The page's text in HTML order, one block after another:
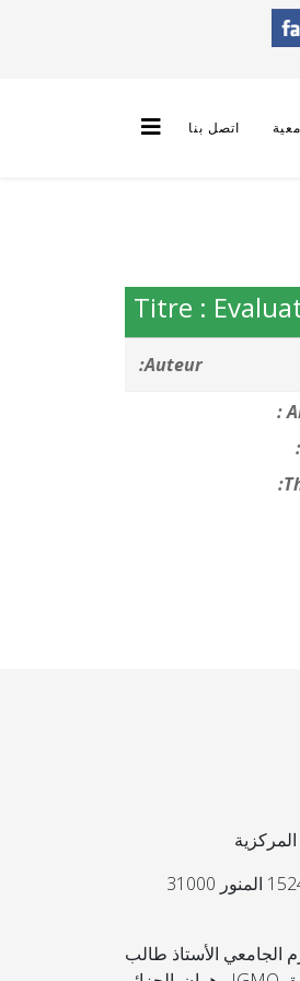
اتصل بنا
Titre :
Auteur:
العنوان: ص ب 1524 المنور 31000
الجامعي الأستاذ طالب